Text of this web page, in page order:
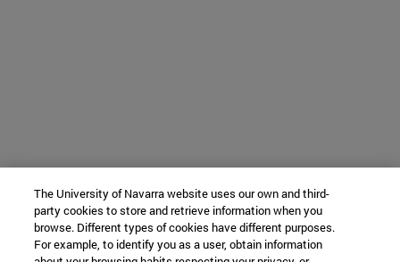
The University of Navarra website uses our own and third-
party cookies to store and retrieve information when you
browse. Different types of cookies have different purposes.
For example, to identify you as a user, obtain information